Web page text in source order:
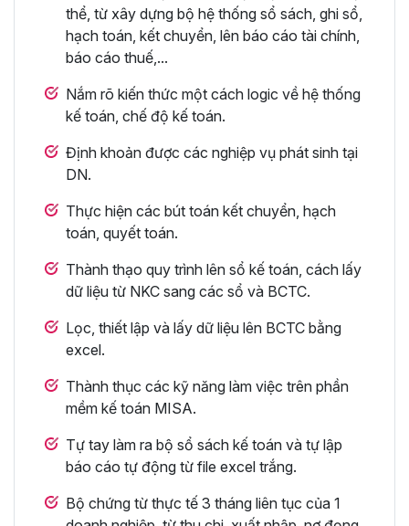
thể, từ xây dựng bộ hệ thống sổ sách, ghi sổ,
hạch toán, kết chuyển, lên báo cáo tài chính,
báo cáo thuế,...
Nắm rõ kiến thức một cách logic về hệ thống
kế toán, chế độ kế toán.
Định khoản được các nghiệp vụ phát sinh tại
DN.
Thực hiện các bút toán kết chuyển, hạch
toán, quyết toán.
Thành thạo quy trình lên sổ kế toán, cách lấy
dữ liệu từ NKC sang các sổ và BCTC.
Lọc, thiết lập và lấy dữ liệu lên BCTC bằng
excel.
Thành thục các kỹ năng làm việc trên phần
mềm kế toán MISA.
Tự tay làm ra bộ sổ sách kế toán và tự lập
báo cáo tự động từ file excel trắng.
Bộ chứng từ thực tế 3 tháng liên tục của 1